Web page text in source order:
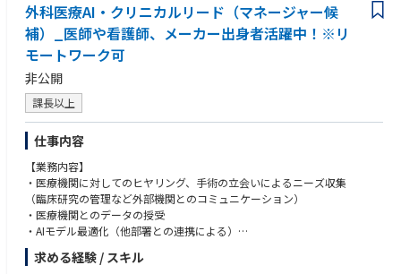
の関与
・英語による基本的なコミュニケーション能力
・PMP・PMPro等のプロジェクトマネジメント資格
【求める人物像】
・開発現場に近い目線で、自ら動きながら課題を解決できる方
・技術・品質・薬事・ビジネス、それぞれの言語を理解し橋渡しができる
方
・曖昧な要件や変化の多い環境でも、自律的に整理・推進できる方
・スタートアップ特有のスピード感・泥臭さを前向きに楽しめる方
・弊社のミッション（外科手術をAIで支援し、患者アウトカムを改善す
る）に
強く共感し、事業の成長とともに自分も成長したい方
外科医療AI・クリニカルリード（マネージャー候
補）_医師や看護師、メーカー出身者活躍中！※リ
モートワーク可
非公開
課長以上
仕事内容
【業務内容】
・医療機関に対してのヒヤリング、手術の立会いによるニーズ収集
（臨床研究の管理など外部機関とのコミュニケーション）
・医療機関とのデータの授受
・AIモデル最適化（他部署との連携による）
・社内エンジニアの対応（製品開発連携）
・メンバーのマネジメントや開発スケジュールの調整
求める経験 / スキル